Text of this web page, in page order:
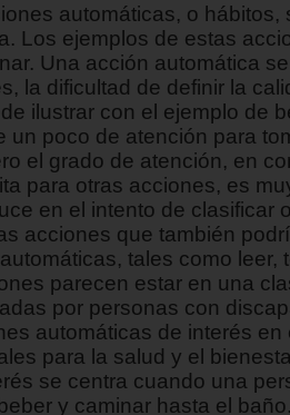
automáticas, o hábitos,
Los ejemplos de estas
Una acción automática
la dificultad de definir la
ilustrar con el ejemplo de
un poco de atención para
el grado de atención, en
para otras acciones, es
en el intento de clasificar
acciones que también
tales como leer,
parecen estar en una
por personas con
automáticas de interés en
para la salud y el
se centra cuando una
y caminar hasta el